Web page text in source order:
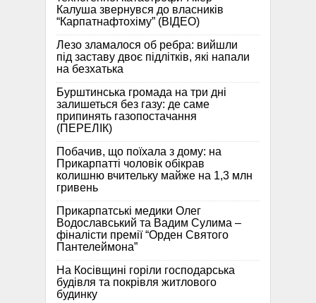
Калуша звернувся до власників
“Карпатнафтохіму” (ВІДЕО)
Лезо зламалося об ребра: вийшли
під заставу двоє підлітків, які напали
на безхатька
Бурштинська громада на три дні
залишеться без газу: де саме
припинять газопостачання
(ПЕРЕЛІК)
Побачив, що поїхала з дому: на
Прикарпатті чоловік обікрав
колишню вчительку майже на 1,3 млн
гривень
Прикарпатські медики Олег
Водославський та Вадим Сулима –
фіналісти премії “Орден Святого
Пантелеймона”
На Косівщині горіли господарська
будівля та покрівля житлового
будинку